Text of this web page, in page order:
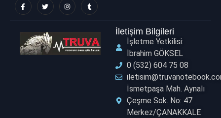
İletişim Bilgileri
İşletme Yetkilisi:
İbrahim GÖKSEL
0 (532) 604 75 08
İsmetpaşa Mah. Aynalı
Çeşme Sok. No: 47
Merkez/ÇANAKKALE ​